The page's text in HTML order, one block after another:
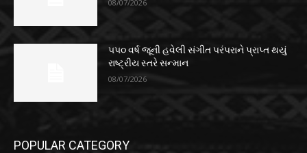
08/07/2026
૫૫૦ વર્ષ જૂની હવેલી સંગીત પરંપરાને પ્રાપ્ત થયું
રાષ્ટ્રીય સ્તરે સન્માન
08/07/2026
POPULAR CATEGORY